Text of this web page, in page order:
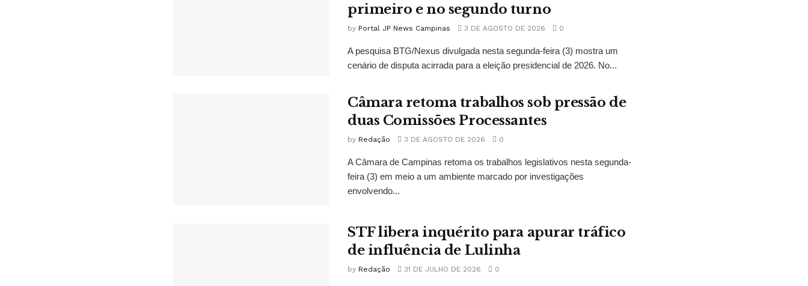
primeiro e no segundo turno
by Portal JP News Campinas 3 DE AGOSTO DE 2026 0
A pesquisa BTG/Nexus divulgada nesta segunda-feira (3) mostra um
cenário de disputa acirrada para a eleição presidencial de 2026. No...
Câmara retoma trabalhos sob pressão de
duas Comissões Processantes
by Redação 3 DE AGOSTO DE 2026 0
A Câmara de Campinas retoma os trabalhos legislativos nesta segunda-
feira (3) em meio a um ambiente marcado por investigações
envolvendo...
STF libera inquérito para apurar tráfico
de influência de Lulinha
by Redação 31 DE JULHO DE 2026 0